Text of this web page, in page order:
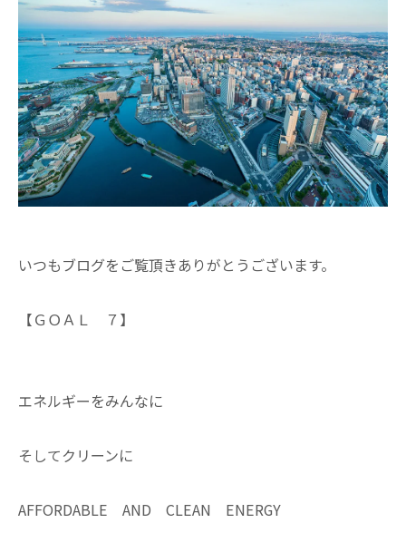
いつもブログをご覧頂きありがとうございます。
【ＧＯＡＬ ７】
エネルギーをみんなに
そしてクリーンに
AFFORDABLE AND CLEAN ENERGY